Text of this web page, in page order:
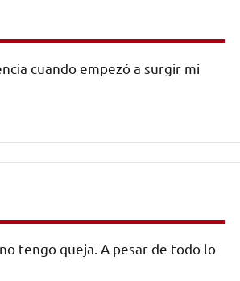
cuando empezó a surgir mi
tengo queja. A pesar de todo lo